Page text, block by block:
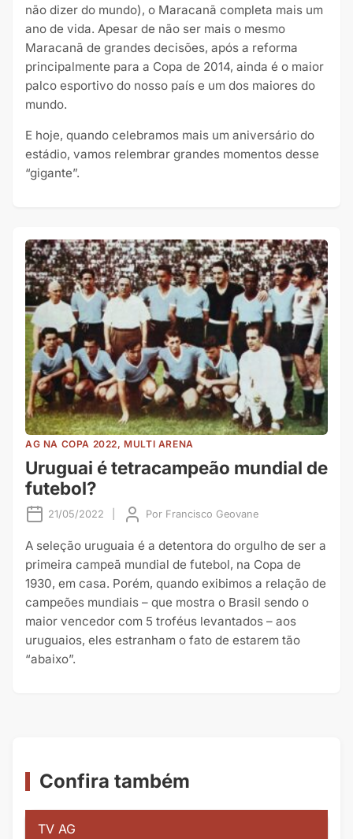
não dizer do mundo), o Maracanã completa mais um
ano de vida. Apesar de não ser mais o mesmo
Maracanã de grandes decisões, após a reforma
principalmente para a Copa de 2014, ainda é o maior
palco esportivo do nosso país e um dos maiores do
mundo.
E hoje, quando celebramos mais um aniversário do
estádio, vamos relembrar grandes momentos desse
“gigante”.
AG NA COPA 2022, MULTI ARENA
Uruguai é tetracampeão mundial de
futebol?
21/05/2022 Por Francisco Geovane
A seleção uruguaia é a detentora do orgulho de ser a
primeira campeã mundial de futebol, na Copa de
1930, em casa. Porém, quando exibimos a relação de
campeões mundiais – que mostra o Brasil sendo o
maior vencedor com 5 troféus levantados – aos
uruguaios, eles estranham o fato de estarem tão
“abaixo”.
Confira também
TV AG